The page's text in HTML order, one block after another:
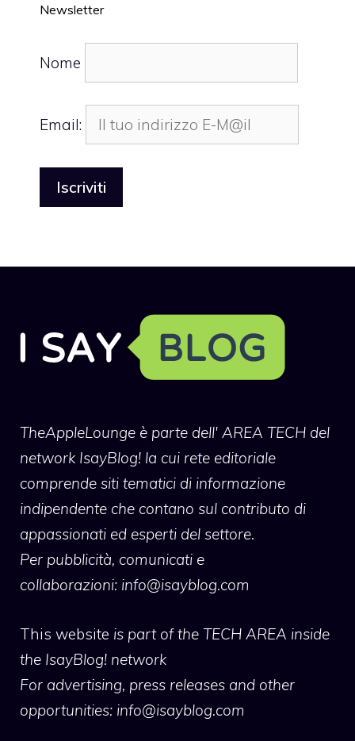
Newsletter
Nome
Email:
TheAppleLounge è parte dell' AREA TECH del
network IsayBlog! la cui rete editoriale
comprende siti tematici di informazione
indipendente che contano sul contributo di
appassionati ed esperti del settore.
Per pubblicità, comunicati e
collaborazioni: info@isayblog.com
This website is part of the TECH AREA inside
the IsayBlog! network
For advertising, press releases and other
opportunities: info@isayblog.com